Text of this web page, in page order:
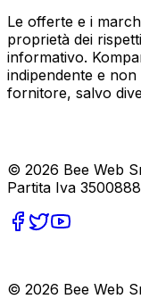
Le offerte e i
proprietà dei
informativo.
indipendente e
fornitore, salvo
© 2026 Bee Web
Partita Iva
© 2026 Bee Web